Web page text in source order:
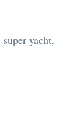
super yacht,